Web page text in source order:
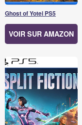
Ghost of Yotei PS5
VOIR SUR AMAZON